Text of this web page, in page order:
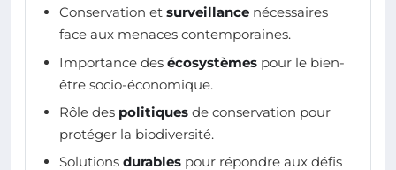
Conservation et surveillance nécessaires
face aux menaces contemporaines.
Importance des écosystèmes pour le bien-
être socio-économique.
Rôle des politiques de conservation pour
protéger la biodiversité.
Solutions durables pour répondre aux défis